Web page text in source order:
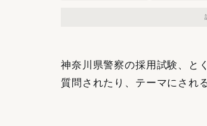
神奈川県警察の採用試験、と
質問されたり、テーマにされ